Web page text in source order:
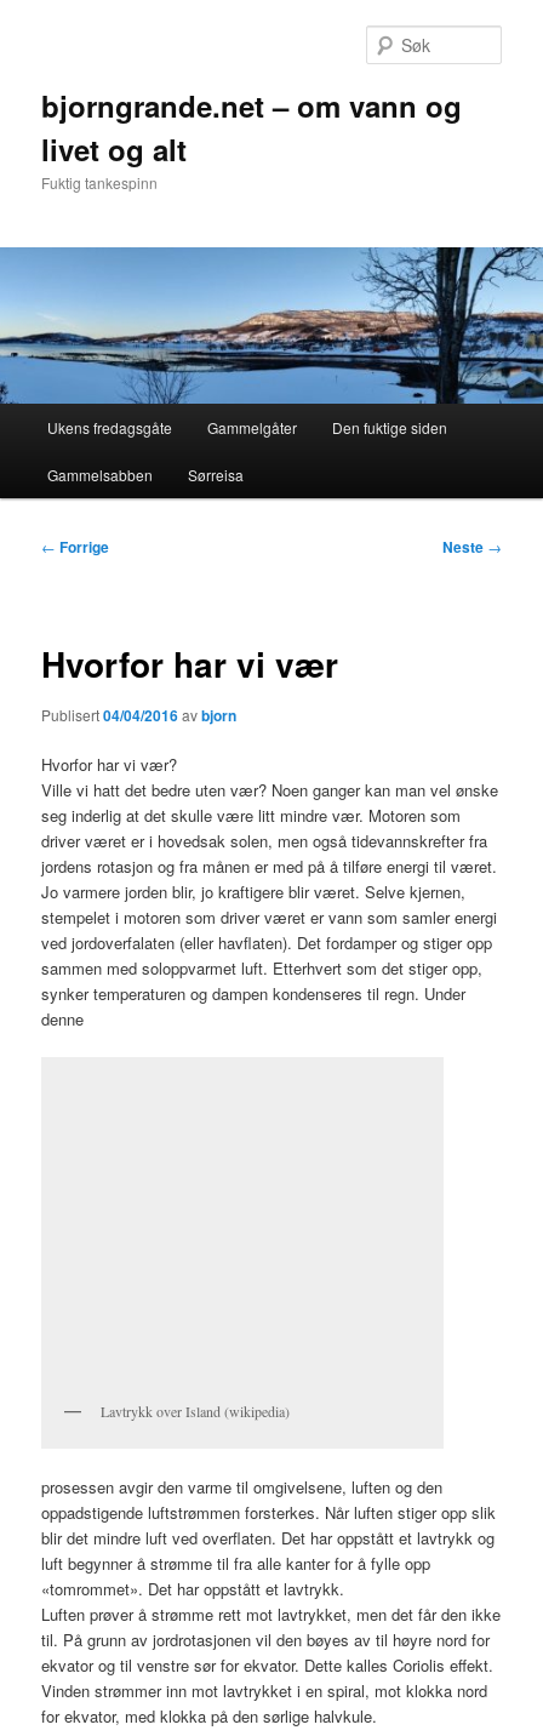
bjorngrande.net – om vann og
livet og alt
Fuktig tankespinn
Ukens fredagsgåte Gammelgåter Den fuktige siden
Gammelsabben Sørreisa
Innleggsnavigasjon
← Forrige Neste →
Hvorfor har vi vær
Publisert04/04/2016avbjorn
Hvorfor har vi vær?
Ville vi hatt det bedre uten vær? Noen ganger kan man vel ønske
seg inderlig at det skulle være litt mindre vær. Motoren som
driver været er i hovedsak solen, men også tidevannskrefter fra
jordens rotasjon og fra månen er med på å tilføre energi til været.
Jo varmere jorden blir, jo kraftigere blir været. Selve kjernen,
stempelet i motoren som driver været er vann som samler energi
ved jordoverfalaten (eller havflaten). Det fordamper og stiger opp
sammen med soloppvarmet luft. Etterhvert som det stiger opp,
synker temperaturen og dampen kondenseres til regn. Under
denne
Lavtrykk over Island (wikipedia)
prosessen avgir den varme til omgivelsene, luften og den
oppadstigende luftstrømmen forsterkes. Når luften stiger opp slik
blir det mindre luft ved overflaten. Det har oppstått et lavtrykk og
luft begynner å strømme til fra alle kanter for å fylle opp
«tomrommet». Det har oppstått et lavtrykk.
Luften prøver å strømme rett mot lavtrykket, men det får den ikke
til. På grunn av jordrotasjonen vil den bøyes av til høyre nord for
ekvator og til venstre sør for ekvator. Dette kalles Coriolis effekt.
Vinden strømmer inn mot lavtrykket i en spiral, mot klokka nord
for ekvator, med klokka på den sørlige halvkule.